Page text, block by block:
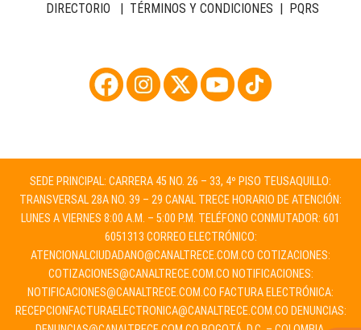
DIRECTORIO | TÉRMINOS Y CONDICIONES | PQRS
SEDE PRINCIPAL: CARRERA 45 NO. 26 – 33, 4º PISO TEUSAQUILLO:
TRANSVERSAL 28A NO. 39 – 29 CANAL TRECE HORARIO DE ATENCIÓN:
LUNES A VIERNES 8:00 A.M. – 5:00 P.M. TELÉFONO CONMUTADOR: 601
6051313 CORREO ELECTRÓNICO:
ATENCIONALCIUDADANO@CANALTRECE.COM.CO COTIZACIONES:
COTIZACIONES@CANALTRECE.COM.CO NOTIFICACIONES:
NOTIFICACIONES@CANALTRECE.COM.CO FACTURA ELECTRÓNICA:
RECEPCIONFACTURAELECTRONICA@CANALTRECE.COM.CO DENUNCIAS: